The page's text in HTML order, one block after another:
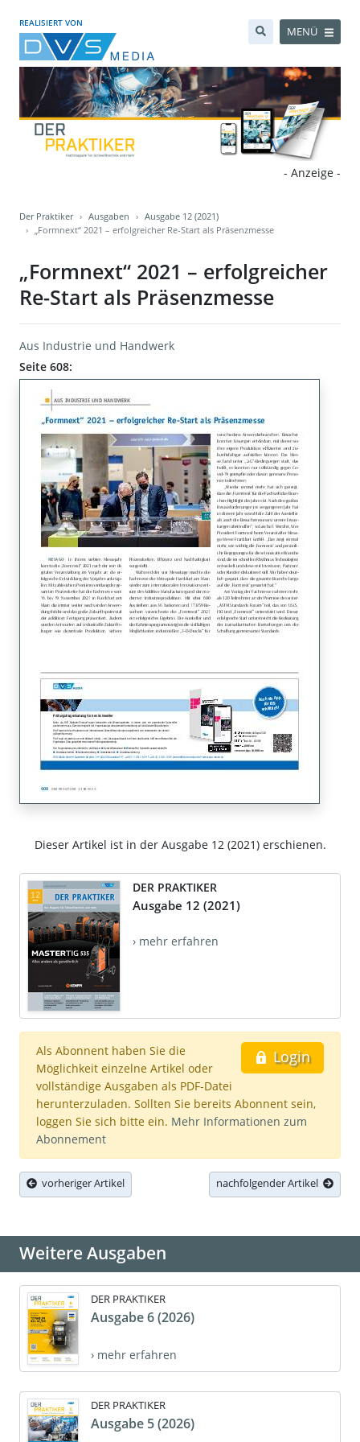
REALISIERT VON
MENÜ
- Anzeige -
Der Praktiker Ausgaben
Ausgabe 12 (2021)
„Formnext“ 2021 – erfolgreicher Re-Start als Präsenzmesse
„Formnext“ 2021 – erfolgreicher
Re-Start als Präsenzmesse
Aus Industrie und Handwerk
Seite 608:
Dieser Artikel ist in der Ausgabe 12 (2021) erschienen.
DER PRAKTIKER
Ausgabe 12 (2021)
› mehr erfahren
Login
Als Abonnent haben Sie die
Möglichkeit einzelne Artikel oder
vollständige Ausgaben als PDF-Datei
herunterzuladen. Sollten Sie bereits Abonnent sein,
loggen Sie sich bitte ein. Mehr Informationen zum
Abonnement
vorheriger Artikel nachfolgender Artikel
Weitere Ausgaben
DER PRAKTIKER
Ausgabe 6 (2026)
› mehr erfahren
DER PRAKTIKER
Ausgabe 5 (2026)